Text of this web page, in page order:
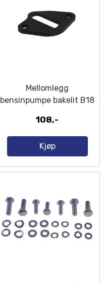
Mellomlegg
bensinpumpe bakelit B18
108,-
Kjøp